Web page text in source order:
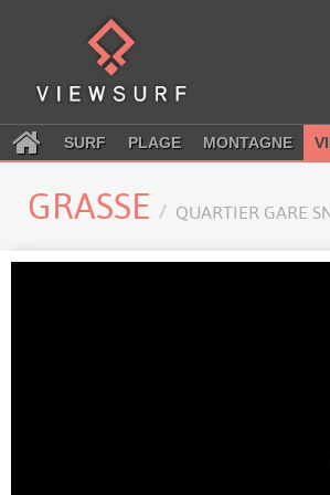
SURF PLAGE MONTAGNE
GRASSE QUARTIER GARE